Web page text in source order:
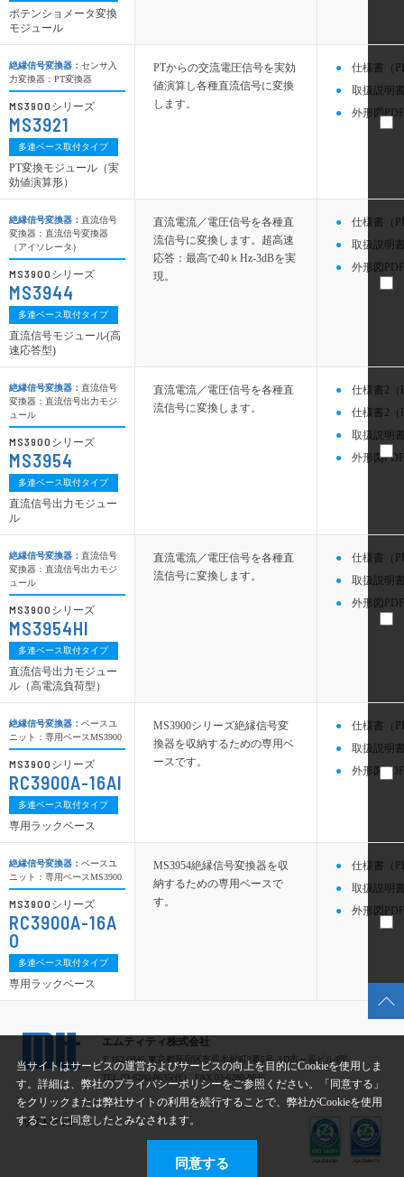
PTからの交流電圧信号を実効
値演算し各種直流信号に変換
します。
仕様書（
取扱説明
外形図
直流電流／電圧信号を各種直
流信号に変換します。超高速
応答：最高で40ｋHz-3dBを実
現。
仕様書（
取扱説明
外形図
直流電流／電圧信号を各種直
流信号に変換します。
仕様書2（
仕様書2（
取扱説明
外形図
直流電流／電圧信号を各種直
流信号に変換します。
仕様書（
取扱説明
外形図
MS3900シリーズ絶縁信号変
換器を収納するための専用ベ
ースです。
仕様書（
取扱説明
外形図
MS3954絶縁信号変換器を収
納するための専用ベースで
す。
仕様書（
取扱説明
外形図
ポテンショメータ変換
モジュール
絶縁信号変換器： センサ入
力変換器：PT変換器
MS3900 シリーズ
MS3921
多連ベース取付タイプ
PT変換モジュール（実
効値演算形）
絶縁信号変換器： 直流信号
変換器：直流信号変換器
（アイソレータ）
MS3900 シリーズ
MS3944
多連ベース取付タイプ
直流信号モジュール(高
速応答型)
絶縁信号変換器： 直流信号
変換器：直流信号出力モジ
ュール
MS3900 シリーズ
MS3954
多連ベース取付タイプ
直流信号出力モジュー
ル
絶縁信号変換器： 直流信号
変換器：直流信号出力モジ
ュール
MS3900 シリーズ
MS3954HI
多連ベース取付タイプ
直流信号出力モジュー
ル（高電流負荷型）
絶縁信号変換器： ベースユ
ニット：専用ベースMS3900
MS3900 シリーズ
RC3900A-16AI
多連ベース取付タイプ
専用ラックベース
絶縁信号変換器： ベースユ
ニット：専用ベースMS3900
MS3900 シリーズ
RC3900A-16A
O
多連ベース取付タイプ
専用ラックベース
エムティティ株式会社
〒162-0845 東京都新宿区市谷本村町2番5号 AD市ヶ谷ビル4階
TEL.03-6280-8635(代) FAX.03-6280-8646
サイトマップ
当サイトはサービスの運営およびサービスの向上を目的にCookieを使用しま
す。詳細は、弊社のプライバシーポリシーをご参照ください。「同意する」
をクリックまたは弊社サイトの利用を続行することで、弊社がCookieを使用
することに同意したとみなされます。
同意する